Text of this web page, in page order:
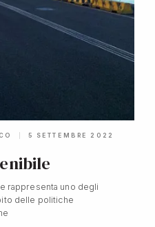
5 SETTEMBRE 2022
rappresenta uno degli
delle politiche